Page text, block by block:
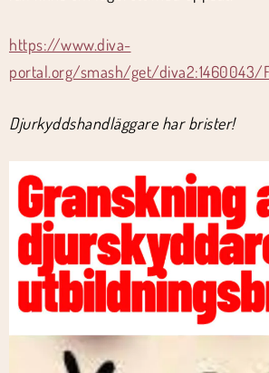
https://www.diva-
portal.org/smash/get/diva2:1460043/
Djurkyddshandläggare har brister!